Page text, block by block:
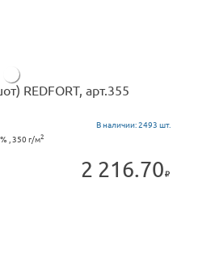
REDFORT, арт.355
В наличии:2493 шт.
, 350 г/м2
2 216.70